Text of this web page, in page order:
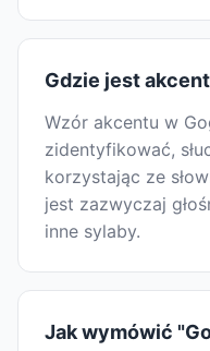
Gdzie jest
Wzór akcentu w
zidentyfikować,
korzystając ze
jest zazwyczaj
inne sylaby.
Jak wymówić